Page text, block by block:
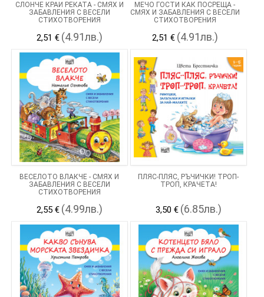
СЛОНЧЕ КРАЙ РЕКАТА - СМЯХ И
ЗАБАВЛЕНИЯ С ВЕСЕЛИ
СТИХОТВОРЕНИЯ
2,51 € (4.91лв.)
МЕЧО ГОСТИ КАК ПОСРЕЩА -
СМЯХ И ЗАБАВЛЕНИЯ С ВЕСЕЛИ
СТИХОТВОРЕНИЯ
2,51 € (4.91лв.)
ВЕСЕЛОТО ВЛАКЧЕ - СМЯХ И
ЗАБАВЛЕНИЯ С ВЕСЕЛИ
СТИХОТВОРЕНИЯ
2,55 € (4.99лв.)
ПЛЯС-ПЛЯС, РЪЧИЧКИ! ТРОП-
ТРОП, КРАЧЕТА!
3,50 € (6.85лв.)